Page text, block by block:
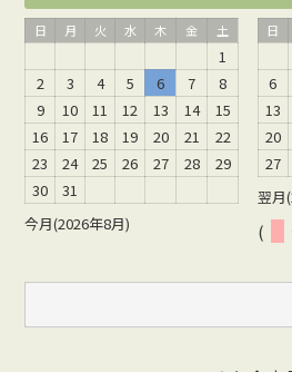
今月(2026年8月)
日 月 火 水 木 金 土
1
2
3 4 5 6 7
8
9
10 11 12 13 14
15
16
17 18 19 20 21
22
23
24 25 26 27 28
29
30
31 翌月
日
6
13
20
27
(